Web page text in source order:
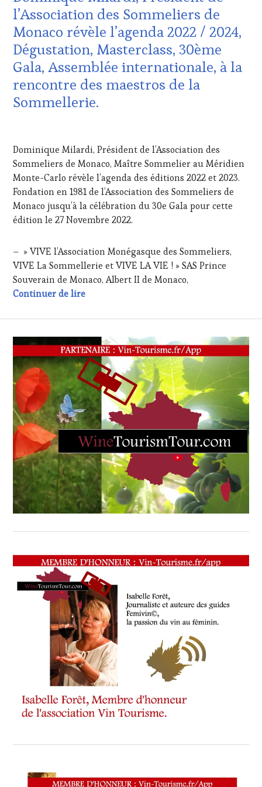
DU
VIN
ET
DE
LA
HAUTE
GASTRONOMIE
FRANÇAISE,
FAMOUS
&
DÉGUSTATIONS,
WINE
TASTING
MASTERCLASS,
MÉDIAS,
PRESSE
TV,
WEB,
OENOTOURISME,
PARTENAIRES
TERROIR,
RESTAURATEUR,
CHEF,
CUISINIER,
ŒNOLOGUE,
SOMMELIER,
SALONS
INTERNATIONAUX,
SPOT
BY
TASTING
MOVIE,
VIGNOBLES,
WINE
TASTING
VOUCHER,
WINE
TOURISM
TOUR,
WINE
WINETASTINGVOUCHER.COM
l’Association des Sommeliers de
Monaco révèle l’agenda 2022 / 2024,
Dégustation, Masterclass, 30ème
Gala, Assemblée internationale, à la
rencontre des maestros de la
Sommellerie.
2022
Dominique Milardi, Président de l’Association des
Sommeliers de Monaco, Maître Sommelier au Méridien
Monte-Carlo révèle l’agenda des éditions 2022 et 2023.
Fondation en 1981 de l’Association des Sommeliers de
Monaco jusqu’à la célébration du 30e Gala pour cette
édition le 27 Novembre 2022.
– » VIVE l’Association Monégasque des Sommeliers,
VIVE La Sommellerie et VIVE LA VIE ! » SAS Prince
Souverain de Monaco, Albert II de Monaco,
Continuer de lireDominique Milardi, Président de